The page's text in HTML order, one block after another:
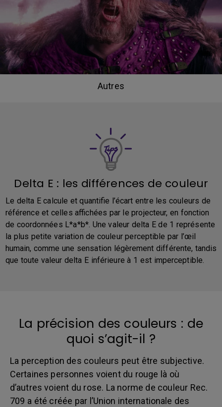
Autres
Delta E : les différences de couleur
Le delta E calcule et quantifie l’écart entre les couleurs de
référence et celles affichées par le projecteur, en fonction
de coordonnées L*a*b*. Une valeur delta E de 1 représente
la plus petite variation de couleur perceptible par l’œil
humain, comme une sensation légèrement différente, tandis
que toute valeur delta E inférieure à 1 est imperceptible.
La précision des couleurs : de
quoi s’agit-il ?
La perception des couleurs peut être subjective.
Certaines personnes voient du rouge là où
d’autres voient du rose. La norme de couleur Rec.
709 a été créée par l’Union internationale des